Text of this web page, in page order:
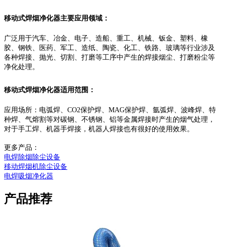
移动式焊烟净化器主要应用领域：
广泛用于汽车、冶金、电子、造船、重工、机械、钣金、塑料、橡
胶、钢铁、医药、军工、造纸、陶瓷、化工、铁路、玻璃等行业涉及
各种焊接、抛光、切割、打磨等工序中产生的焊接烟尘、打磨粉尘等
净化处理。
移动式焊烟净化器适用范围：
应用场所：电弧焊、CO2保护焊、MAG保护焊、氩弧焊、波峰焊、特
种焊、气熔割等对碳钢、不锈钢、铝等金属焊接时产生的烟气处理，
对于手工焊、机器手焊接，机器人焊接也有很好的使用效果。
更多产品：
电焊除烟除尘设备
移动焊烟机除尘设备
电焊吸烟净化器
产品推荐